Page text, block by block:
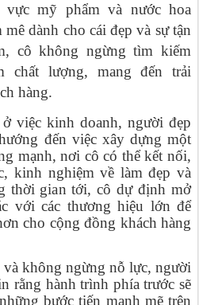
mỹ phẩm và nước hoa
dành cho cái đẹp và sự tận
cô không ngừng tìm kiếm
chất lượng, mang đến trải
hàng.
việc kinh doanh, người đẹp
đến việc xây dựng một
mạnh, nơi cô có thể kết nối,
kinh nghiệm về làm đẹp và
thời gian tới, cô dự định mở
với các thương hiệu lớn để
cho cộng đồng khách hàng
không ngừng nỗ lực, người
rằng hành trình phía trước sẽ
bước tiến mạnh mẽ trên